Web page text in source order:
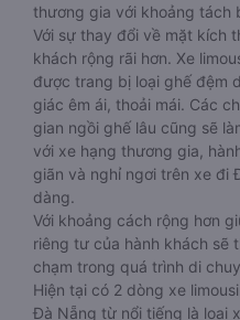
thương gia với khoảng tách
Với sự thay đổi về mặt kích
khách rộng rãi hơn. Xe
được trang bị loại ghế đệm
giác êm ái, thoải mái. Các
gian ngồi ghế lâu cũng sẽ
với xe hạng thương gia,
giãn và nghỉ ngơi trên xe đi
dàng.
Với khoảng cách rộng hơn
riêng tư của hành khách sẽ
chạm trong quá trình di
Hiện tại có 2 dòng xe
Đà Nẵng từ nổi tiếng là loại